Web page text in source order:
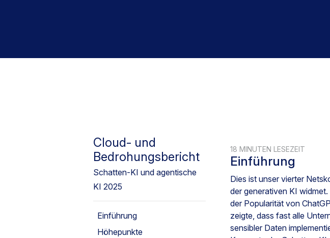
Cloud- und
Bedrohungsbericht
Schatten-KI und agentische
KI 2025
Einführung
Höhepunkte
18 MINUTEN LESEZEIT
Einführung
Dies ist unser vierter
der generativen KI
der Popularität von
zeigte, dass fast alle
sensibler Daten